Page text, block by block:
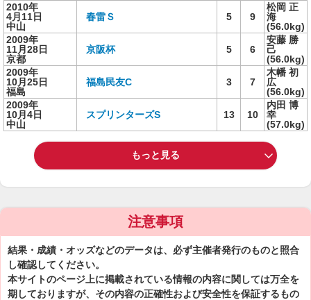
2010年
4月11日
中山
春雷Ｓ 5 9
松岡 正
海
(56.0kg)
2009年
11月28日
京都
京阪杯 5 6
安藤 勝
己
(56.0kg)
2009年
10月25日
福島
福島民友C 3 7
木幡 初
広
(56.0kg)
2009年
10月4日
中山
スプリンターズS 13 10
内田 博
幸
(57.0kg)
もっと見る
注意事項
結果・成績・オッズなどのデータは、必ず主催者発行のものと照合
し確認してください。
本サイトのページ上に掲載されている情報の内容に関しては万全を
期しておりますが、その内容の正確性および安全性を保証するもの